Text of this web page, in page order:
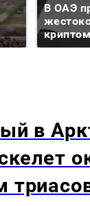
В ОАЭ
в